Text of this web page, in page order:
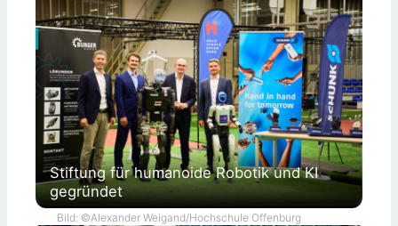
Stiftung für humanoide Robotik und KI
gegründet
Bild: ©Alexander Weigand/Hochschule Offenburg